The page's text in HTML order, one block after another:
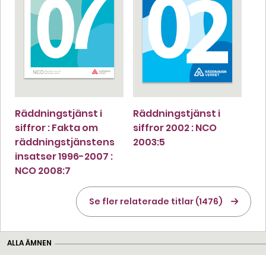
Räddningstjänst i
siffror : Fakta om
räddningstjänstens
insatser 1996-2007 :
NCO 2008:7
Räddningstjänst i
siffror 2002 : NCO
2003:5
Se fler relaterade titlar (1476)
ALLA ÄMNEN